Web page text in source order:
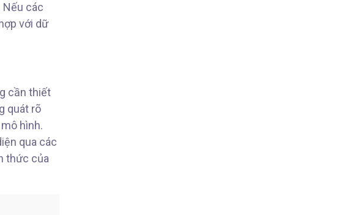
Nếu các
với dữ
cần thiết
quát rõ
hình.
qua các
thức của